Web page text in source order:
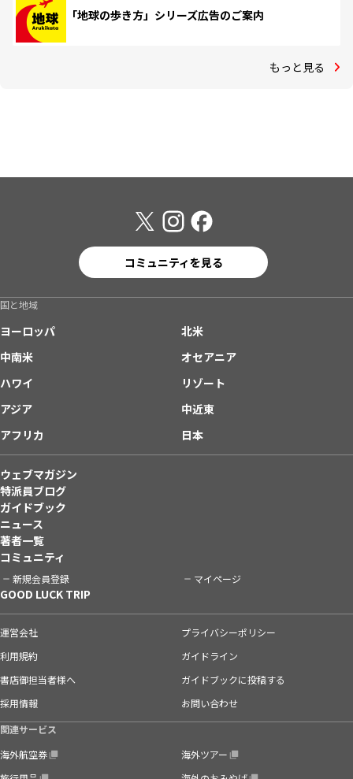
「地球の歩き方」シリーズ広告のご案内
もっと見る
コミュニティを見る
国と地域
ヨーロッパ
北米
中南米
オセアニア
ハワイ
リゾート
アジア
中近東
アフリカ
日本
ウェブマガジン
特派員ブログ
ガイドブック
ニュース
著者一覧
コミュニティ
新規会員登録 マイページ
GOOD LUCK TRIP
運営会社
プライバシーポリシー
利用規約
ガイドライン
書店御担当者様へ
ガイドブックに投稿する
採用情報
お問い合わせ
関連サービス
海外航空券
海外ツアー